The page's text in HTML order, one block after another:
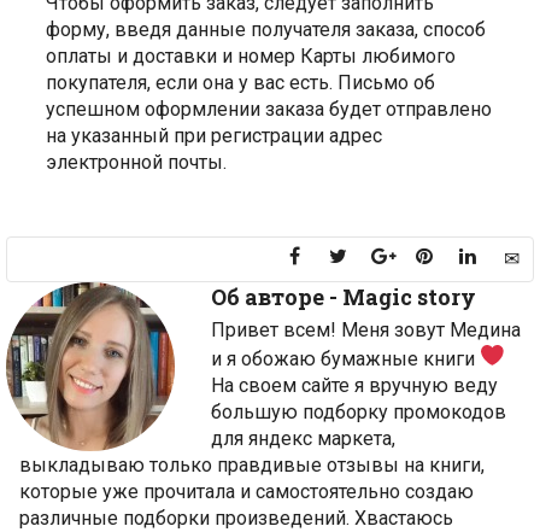
форму, введя данные получателя заказа, способ
оплаты и доставки и номер Карты любимого
покупателя, если она у вас есть. Письмо об
успешном оформлении заказа будет отправлено
на указанный при регистрации адрес
электронной почты.
Об авторе - Magic story
Привет всем! Меня зовут Медина
и я обожаю бумажные книги
На своем сайте я вручную веду
большую подборку промокодов
для яндекс маркета,
выкладываю только правдивые отзывы на книги,
которые уже прочитала и самостоятельно создаю
различные подборки произведений. Хвастаюсь